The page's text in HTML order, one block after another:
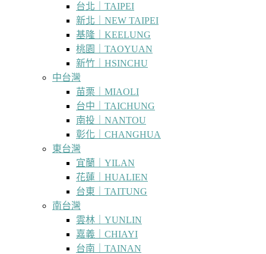
台北｜TAIPEI
新北｜NEW TAIPEI
基隆｜KEELUNG
桃園｜TAOYUAN
新竹｜HSINCHU
中台灣
苗栗｜MIAOLI
台中｜TAICHUNG
南投｜NANTOU
彰化｜CHANGHUA
東台灣
宜蘭｜YILAN
花蓮｜HUALIEN
台東｜TAITUNG
南台灣
雲林｜YUNLIN
嘉義｜CHIAYI
台南｜TAINAN